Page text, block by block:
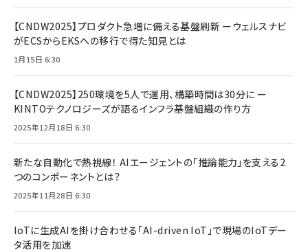
【CNDW2025】プロダクト急増に備える基盤刷新 ーウェルスナビ
がECSからEKSへの移行で得た知見とは
1月15日 6:30
【CNDW2025】250環境を5人で運用、構築時間は30分に ー
KINTOテクノロジーズが語るインフラ基盤組織の作り方
2025年12月18日 6:30
新たな自動化で熱視線！ AIエージェントの「推論能力」を支える2
つのコンポーネントとは？
2025年11月28日 6:30
IoTに生成AIを掛け合わせる「AI-driven IoT」で現場のIoTデー
タ活用を加速